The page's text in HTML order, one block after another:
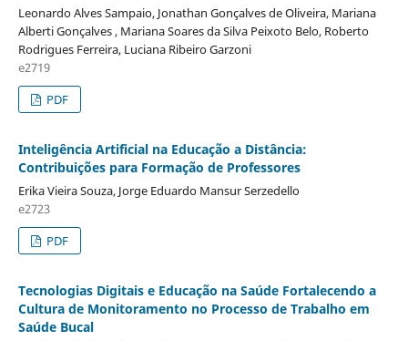
Leonardo Alves Sampaio, Jonathan Gonçalves de Oliveira, Mariana
Alberti Gonçalves , Mariana Soares da Silva Peixoto Belo, Roberto
Rodrigues Ferreira, Luciana Ribeiro Garzoni
e2719
PDF
Inteligência Artificial na Educação a Distância:
Contribuições para Formação de Professores
Erika Vieira Souza, Jorge Eduardo Mansur Serzedello
e2723
PDF
Tecnologias Digitais e Educação na Saúde Fortalecendo a
Cultura de Monitoramento no Processo de Trabalho em
Saúde Bucal